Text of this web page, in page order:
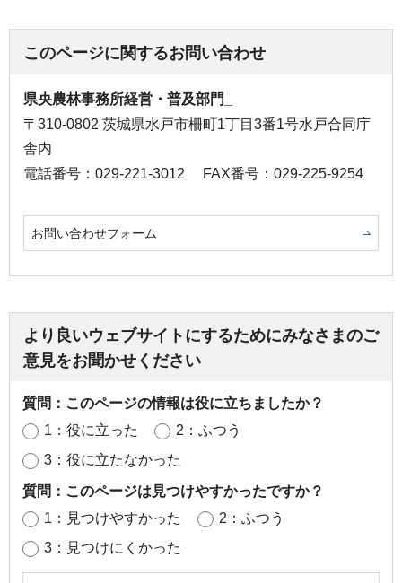
このページに関するお問い合わせ
県央農林事務所経営・普及部門_
〒310-0802 茨城県水戸市柵町1丁目3番1号水戸合同庁
舎内
電話番号：029-221-3012
FAX番号：029-225-9254
お問い合わせフォーム
より良いウェブサイトにするためにみなさまのご
意見をお聞かせください
質問：このページの情報は役に立ちましたか？
1：役に立った
2：ふつう
3：役に立たなかった
質問：このページは見つけやすかったですか？
1：見つけやすかった
2：ふつう
3：見つけにくかった